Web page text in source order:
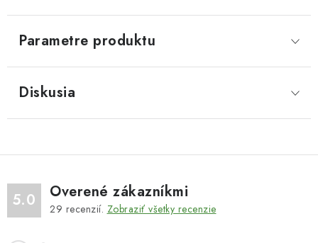
Parametre produktu
Diskusia
5.0 Overené zákazníkmi
29 recenzií. Zobraziť všetky recenzie